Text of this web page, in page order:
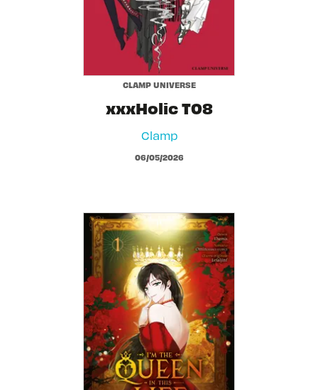
CLAMP UNIVERSE
xxxHolic T08
Clamp
06/05/2026